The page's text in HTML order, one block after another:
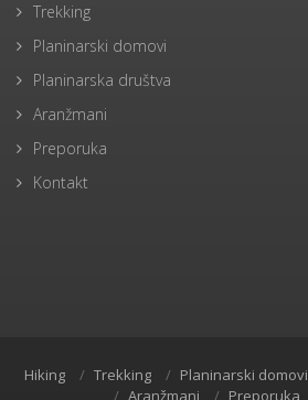
Trekking
Planinarski domovi
Planinarska društva
Aranžmani
Preporuka
Kontakt
Hiking Trekking Planinarski domovi
Aranžmani
Preporuka